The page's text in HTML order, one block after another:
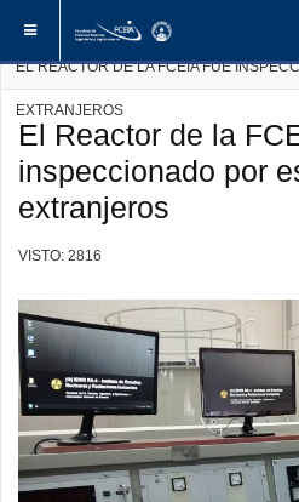
ESTÁ AQUÍ: INICIO
EL REACTOR DE LA FCEIA FUE
EXTRANJEROS
El Reactor de la
inspeccionado por
extranjeros
VISTO: 2816